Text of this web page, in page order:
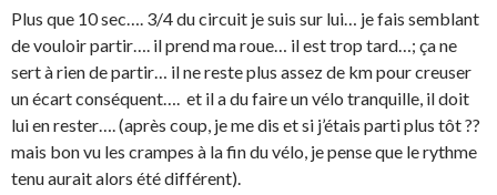
Plus que 10 sec…. 3/4 du circuit je suis sur lui… je fais semblant
de vouloir partir…. il prend ma roue… il est trop tard…; ça ne
sert à rien de partir… il ne reste plus assez de km pour creuser
un écart conséquent…. et il a du faire un vélo tranquille, il doit
lui en rester…. (après coup, je me dis et si j’étais parti plus tôt ??
mais bon vu les crampes à la fin du vélo, je pense que le rythme
tenu aurait alors été différent).